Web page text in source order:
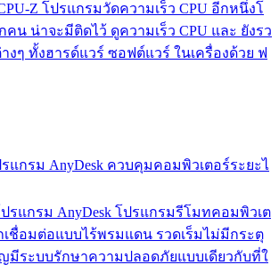
Z โปรแกรมวัดความเร็ว CPU อีกหนึ่งโ
น น่าจะมีติดไว้ ดูความเร็ว CPU และ ยังรว
งๆ ทั้งฮารด์แวร์ ซอฟต์แวร์ ในเครื่องด้วย ฟ
รแกรม AnyDesk ควบคุมคอมพิวเตอร์ระยะไ
รแกรม AnyDesk โปรแกรมรีโมทคอมพิวเต
เชื่อมต่อแบบไร้พรมแดน รวดเร็มไม่มีกระตุ
มีระบบรักษาความปลอดภัยแบบเดียวกับที่ใ